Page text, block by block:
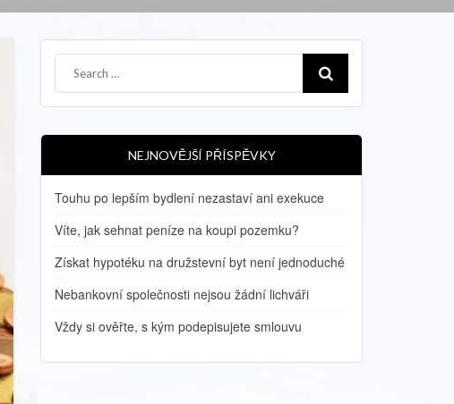
NEJNOVĚJŠÍ PŘÍSPĚVKY
Touhu po lepším bydlení nezastaví ani exekuce
Víte, jak sehnat peníze na koupi pozemku?
Získat hypotéku na družstevní byt není jednoduché
Nebankovní společnosti nejsou žádní lichváři
Vždy si ověřte, s kým podepisujete smlouvu